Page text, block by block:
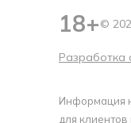
18+©
Разработка
Информация
для